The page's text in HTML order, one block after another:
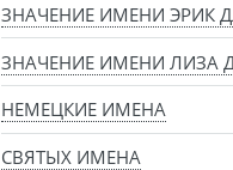
ЗНАЧЕНИЕ ИМЕНИ ЭРИК
ЗНАЧЕНИЕ ИМЕНИ ЛИЗА
НЕМЕЦКИЕ ИМЕНА
СВЯТЫХ ИМЕНА